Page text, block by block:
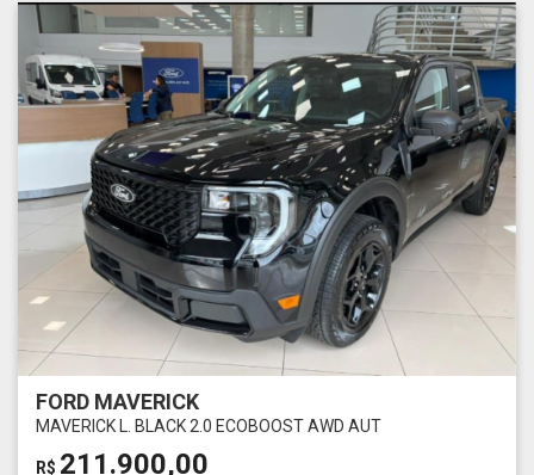
FORD MAVERICK
MAVERICK L. BLACK 2.0 ECOBOOST AWD AUT
R$ 211.900,00